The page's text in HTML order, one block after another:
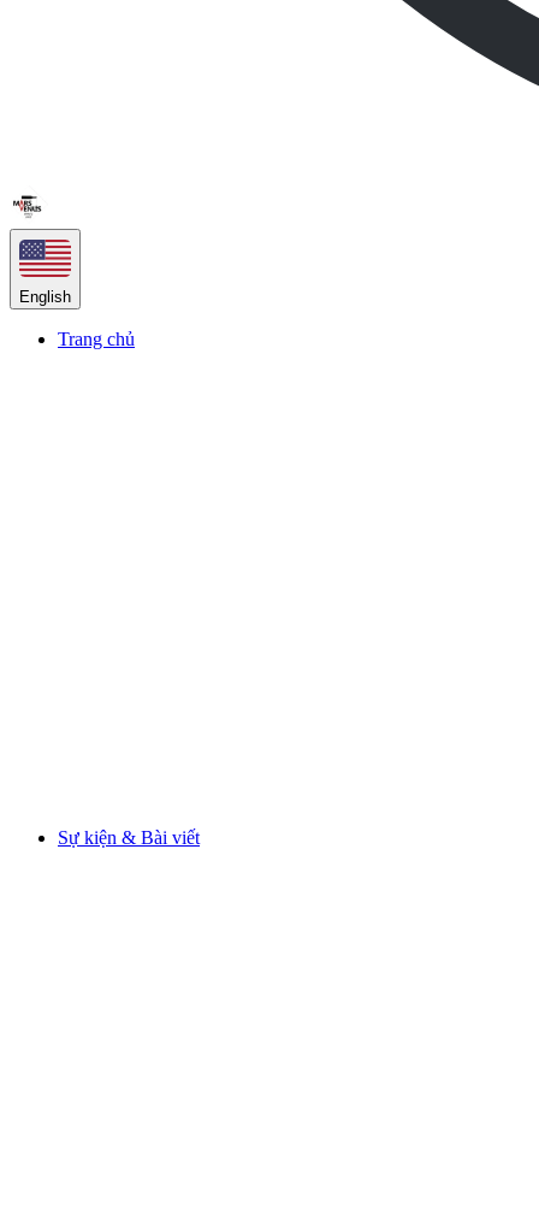
English
Trang chủ
Sự kiện & Bài viết